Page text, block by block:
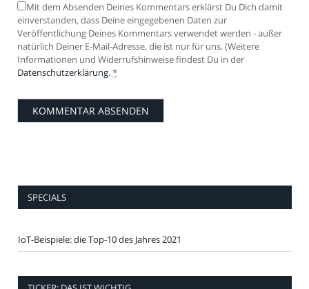
Mit dem Absenden Deines Kommentars erklärst Du Dich damit
einverstanden, dass Deine eingegebenen Daten zur
Veröffentlichung Deines Kommentars verwendet werden - außer
natürlich Deiner E-Mail-Adresse, die ist nur für uns. (Weitere
Informationen und Widerrufshinweise findest Du in der
Datenschutzerklärung.*
SPECIALS
IoT-Beispiele: die Top-10 des Jahres 2021